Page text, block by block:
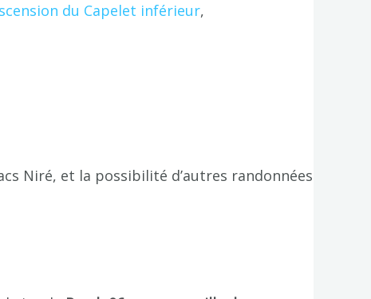
du Capelet inférieur,
Niré, et la possibilité d’autres randonnées